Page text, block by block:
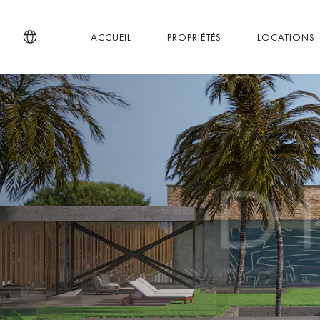
ACCUEIL PROPRIÉTÉS LOCATIONS